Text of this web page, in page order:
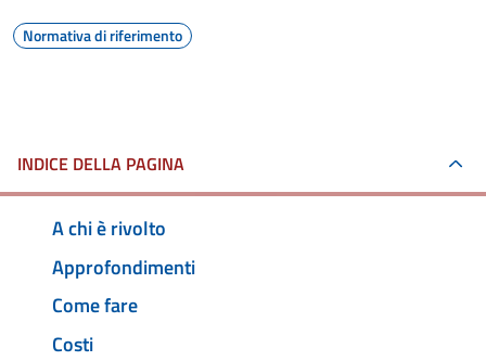
Normativa di riferimento
INDICE DELLA PAGINA
A chi è rivolto
Approfondimenti
Come fare
Costi